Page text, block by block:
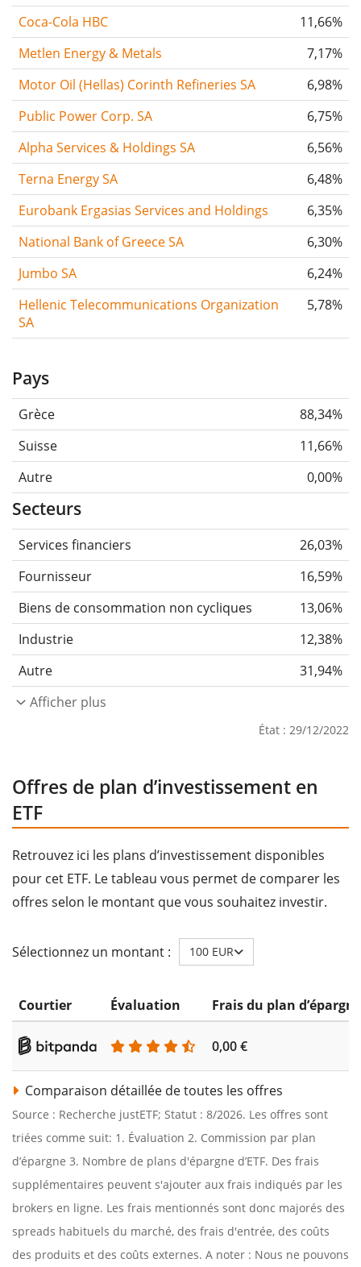
Coca-Cola HBC
11,66%
Metlen Energy & Metals
7,17%
Motor Oil (Hellas) Corinth Refineries SA
6,98%
Public Power Corp. SA
6,75%
Alpha Services & Holdings SA
6,56%
Terna Energy SA
6,48%
Eurobank Ergasias Services and Holdings
6,35%
National Bank of Greece SA
6,30%
Jumbo SA
6,24%
Hellenic Telecommunications Organization
SA
5,78%
Pays
Grèce
88,34%
Suisse
11,66%
Autre
0,00%
Secteurs
Services financiers
26,03%
Fournisseur
16,59%
Biens de consommation non cycliques
13,06%
Industrie
12,38%
Autre
31,94%
Afficher plus
État : 29/12/2022
Offres de plan d’investissement en
ETF
Retrouvez ici les plans d’investissement disponibles
pour cet ETF. Le tableau vous permet de comparer les
offres selon le montant que vous souhaitez investir.
Sélectionnez un montant : 100 EUR
Courtier Évaluation Frais du plan d’épargne
0,00 €
Comparaison détaillée de toutes les offres
Source : Recherche justETF; Statut : 8/2026. Les offres sont
triées comme suit: 1. Évaluation 2. Commission par plan
d’épargne 3. Nombre de plans d'épargne d’ETF. Des frais
supplémentaires peuvent s'ajouter aux frais indiqués par les
brokers en ligne. Les frais mentionnés sont donc majorés des
spreads habituels du marché, des frais d'entrée, des coûts
des produits et des coûts externes. A noter : Nous ne pouvons